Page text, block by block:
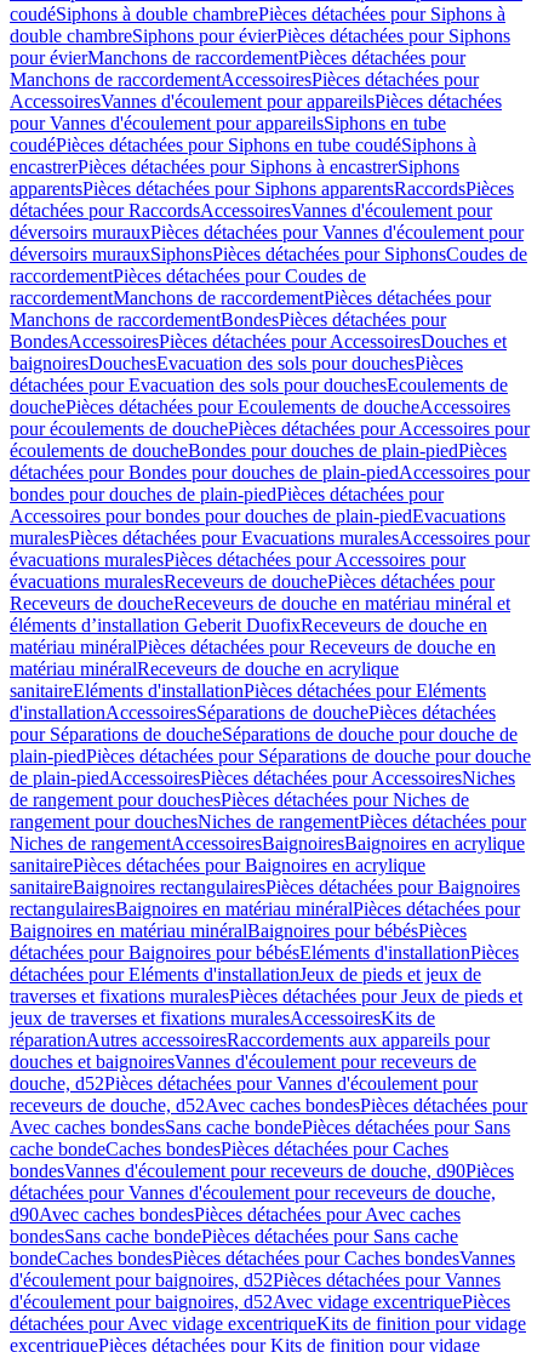
coudéSiphons à double chambrePièces détachées pour Siphons à
double chambreSiphons pour évierPièces détachées pour Siphons
pour évierManchons de raccordementPièces détachées pour
Manchons de raccordementAccessoiresPièces détachées pour
AccessoiresVannes d'écoulement pour appareilsPièces détachées
pour Vannes d'écoulement pour appareilsSiphons en tube
coudéPièces détachées pour Siphons en tube coudéSiphons à
encastrerPièces détachées pour Siphons à encastrerSiphons
apparentsPièces détachées pour Siphons apparentsRaccordsPièces
détachées pour RaccordsAccessoiresVannes d'écoulement pour
déversoirs murauxPièces détachées pour Vannes d'écoulement pour
déversoirs murauxSiphonsPièces détachées pour SiphonsCoudes de
raccordementPièces détachées pour Coudes de
raccordementManchons de raccordementPièces détachées pour
Manchons de raccordementBondesPièces détachées pour
BondesAccessoiresPièces détachées pour AccessoiresDouches et
baignoiresDouchesEvacuation des sols pour douchesPièces
détachées pour Evacuation des sols pour douchesEcoulements de
douchePièces détachées pour Ecoulements de doucheAccessoires
pour écoulements de douchePièces détachées pour Accessoires pour
écoulements de doucheBondes pour douches de plain-piedPièces
détachées pour Bondes pour douches de plain-piedAccessoires pour
bondes pour douches de plain-piedPièces détachées pour
Accessoires pour bondes pour douches de plain-piedEvacuations
muralesPièces détachées pour Evacuations muralesAccessoires pour
évacuations muralesPièces détachées pour Accessoires pour
évacuations muralesReceveurs de douchePièces détachées pour
Receveurs de doucheReceveurs de douche en matériau minéral et
éléments d’installation Geberit DuofixReceveurs de douche en
matériau minéralPièces détachées pour Receveurs de douche en
matériau minéralReceveurs de douche en acrylique
sanitaireEléments d'installationPièces détachées pour Eléments
d'installationAccessoiresSéparations de douchePièces détachées
pour Séparations de doucheSéparations de douche pour douche de
plain-piedPièces détachées pour Séparations de douche pour douche
de plain-piedAccessoiresPièces détachées pour AccessoiresNiches
de rangement pour douchesPièces détachées pour Niches de
rangement pour douchesNiches de rangementPièces détachées pour
Niches de rangementAccessoiresBaignoiresBaignoires en acrylique
sanitairePièces détachées pour Baignoires en acrylique
sanitaireBaignoires rectangulairesPièces détachées pour Baignoires
rectangulairesBaignoires en matériau minéralPièces détachées pour
Baignoires en matériau minéralBaignoires pour bébésPièces
détachées pour Baignoires pour bébésEléments d'installationPièces
détachées pour Eléments d'installationJeux de pieds et jeux de
traverses et fixations muralesPièces détachées pour Jeux de pieds et
jeux de traverses et fixations muralesAccessoiresKits de
réparationAutres accessoiresRaccordements aux appareils pour
douches et baignoiresVannes d'écoulement pour receveurs de
douche, d52Pièces détachées pour Vannes d'écoulement pour
receveurs de douche, d52Avec caches bondesPièces détachées pour
Avec caches bondesSans cache bondePièces détachées pour Sans
cache bondeCaches bondesPièces détachées pour Caches
bondesVannes d'écoulement pour receveurs de douche, d90Pièces
détachées pour Vannes d'écoulement pour receveurs de douche,
d90Avec caches bondesPièces détachées pour Avec caches
bondesSans cache bondePièces détachées pour Sans cache
bondeCaches bondesPièces détachées pour Caches bondesVannes
d'écoulement pour baignoires, d52Pièces détachées pour Vannes
d'écoulement pour baignoires, d52Avec vidage excentriquePièces
détachées pour Avec vidage excentriqueKits de finition pour vidage
excentriquePièces détachées pour Kits de finition pour vidage